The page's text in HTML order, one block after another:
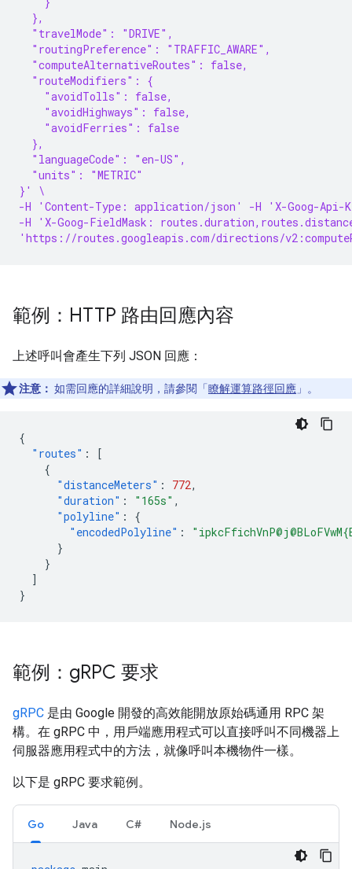
  },
  "travelMode": "DRIVE",
  "routingPreference": "TRAFFIC_AWARE",
  "computeAlternativeRoutes": false,
  "routeModifiers": {
    "avoidTolls": false,
    "avoidHighways": false,
    "avoidFerries": false
  },
  "languageCode": "en-US",
  "units": "METRIC"
}' \
-H 'Content-Type: application/json' -H 'X-Goog-Api-
-H 'X-Goog-FieldMask:
'https://routes.googleapis.com/directions/
範例：HTTP 路由回應內容
上述呼叫會產生下列 JSON 回應：
注意： 如需回應的詳細說明，請參閱「 瞭解運算路徑回應 」。
{
"routes" :
[
{
"distanceMeters" : 772,
"duration" : "165s" ,
"polyline" :
{
"encodedPolyline" :
}
}
]
}
範例：gRPC 要求
gRPC 是由 Google 開發的高效能開放原始碼通用 RPC 架
構。在 gRPC 中，用戶端應用程式可以直接呼叫不同機器上
伺服器應用程式中的方法，就像呼叫本機物件一樣。
以下是 gRPC 要求範例。
Go Java C# Node.js